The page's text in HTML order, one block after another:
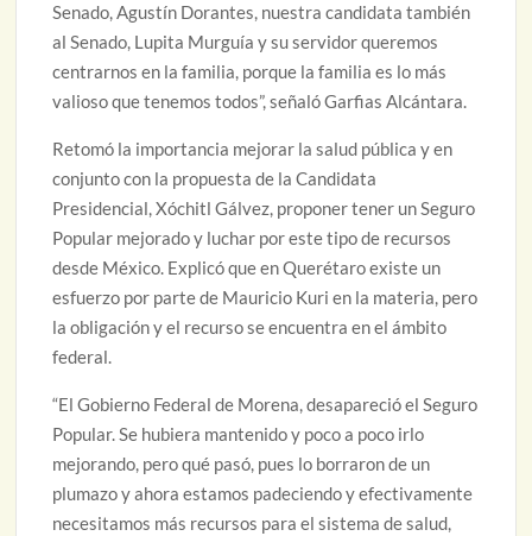
Senado, Agustín Dorantes, nuestra candidata también
al Senado, Lupita Murguía y su servidor queremos
centrarnos en la familia, porque la familia es lo más
valioso que tenemos todos”, señaló Garfias Alcántara.
Retomó la importancia mejorar la salud pública y en
conjunto con la propuesta de la Candidata
Presidencial, Xóchitl Gálvez, proponer tener un Seguro
Popular mejorado y luchar por este tipo de recursos
desde México. Explicó que en Querétaro existe un
esfuerzo por parte de Mauricio Kuri en la materia, pero
la obligación y el recurso se encuentra en el ámbito
federal.
“El Gobierno Federal de Morena, desapareció el Seguro
Popular. Se hubiera mantenido y poco a poco irlo
mejorando, pero qué pasó, pues lo borraron de un
plumazo y ahora estamos padeciendo y efectivamente
necesitamos más recursos para el sistema de salud,